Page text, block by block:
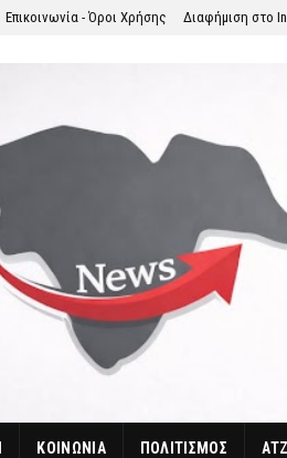
Επικοινωνία - Όροι Χρήσης Διαφήμιση στο
ΚΟΙΝΩΝΙΑ ΠΟΛΙΤΙΣΜΟΣ